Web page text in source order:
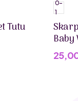
Tutu
0-
1